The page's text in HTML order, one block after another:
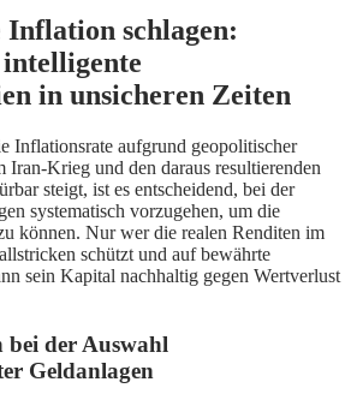
schlagen:
in unsicheren Zeiten
Inflationsrate aufgrund geopolitischer
Iran-Krieg und den daraus resultierenden
steigt, ist es entscheidend, bei der
systematisch vorzugehen, um die
können. Nur wer die realen Renditen im
schützt und auf bewährte
sein Kapital nachhaltig gegen Wertverlust
der Auswahl
Geldanlagen